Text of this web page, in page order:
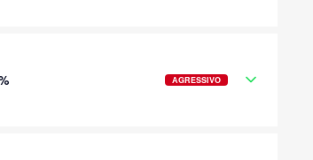
AGRESSIVO